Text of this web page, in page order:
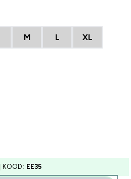
M L XL
| KOOD: EE35